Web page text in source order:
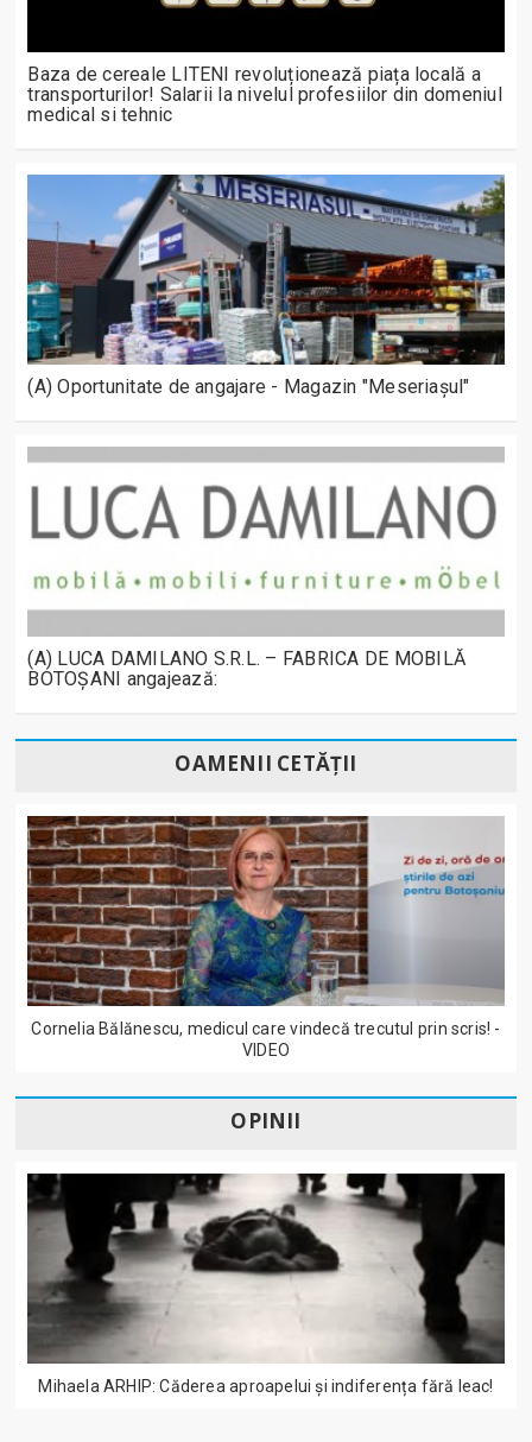
Baza de cereale LITENI revoluționează piața locală a
transporturilor! Salarii la nivelul profesiilor din domeniul
medical si tehnic
(A) Oportunitate de angajare - Magazin "Meseriașul"
(A) LUCA DAMILANO S.R.L. – FABRICA DE MOBILĂ
BOTOȘANI angajează:
OAMENII CETĂȚII
Cornelia Bălănescu, medicul care vindecă trecutul prin scris! -
VIDEO
OPINII
Mihaela ARHIP: Căderea aproapelui și indiferența fără leac!